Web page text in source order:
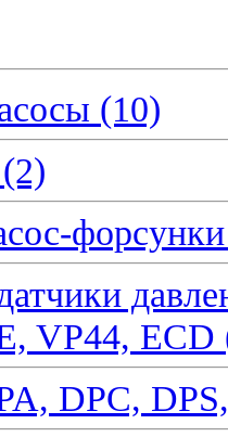
(10)
VP44, ECD
DPC,